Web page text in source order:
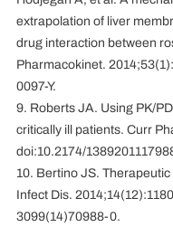
extrapolation of liver
drug interaction between
Pharmacokinet.
0097-Y.
9. Roberts JA. Using PK/
critically ill patients. Curr
doi:10.2174/
10. Bertino JS.
Infect Dis.
3099(14)70988-0.